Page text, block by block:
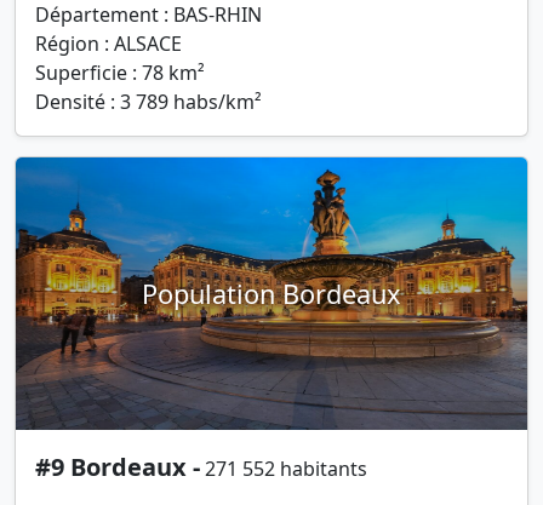
Département : BAS-RHIN
Région : ALSACE
Superficie : 78 km²
Densité : 3 789 habs/km²
Population Bordeaux
#9 Bordeaux -271 552 habitants